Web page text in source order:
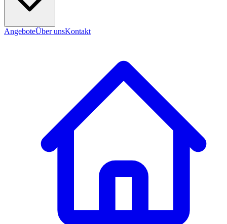
AngeboteÜber unsKontakt